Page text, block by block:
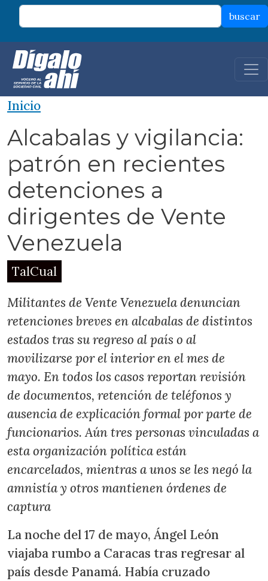
Pasar al contenido principal
buscar
Inicio
Alcabalas y vigilancia:
patrón en recientes
detenciones a
dirigentes de Vente
Venezuela
TalCual
Militantes de Vente Venezuela denuncian
retenciones breves en alcabalas de distintos
estados tras su regreso al país o al
movilizarse por el interior en el mes de
mayo. En todos los casos reportan revisión
de documentos, retención de teléfonos y
ausencia de explicación formal por parte de
funcionarios. Aún tres personas vinculadas a
esta organización política están
encarcelados, mientras a unos se les negó la
amnistía y otros mantienen órdenes de
captura
La noche del 17 de mayo, Ángel León
viajaba rumbo a Caracas tras regresar al
país desde Panamá. Había cruzado